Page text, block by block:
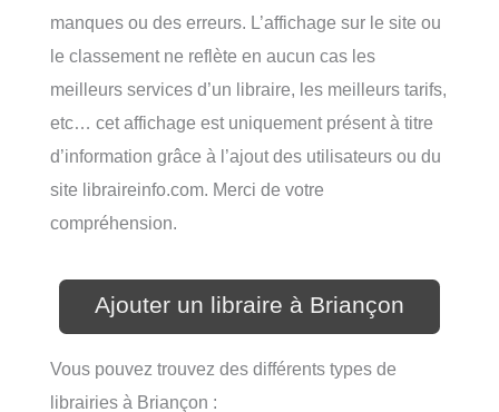
manques ou des erreurs. L’affichage sur le site ou
le classement ne reflète en aucun cas les
meilleurs services d’un libraire, les meilleurs tarifs,
etc… cet affichage est uniquement présent à titre
d’information grâce à l’ajout des utilisateurs ou du
site libraireinfo.com. Merci de votre
compréhension.
Ajouter un libraire à Briançon
Vous pouvez trouvez des différents types de
librairies à Briançon :